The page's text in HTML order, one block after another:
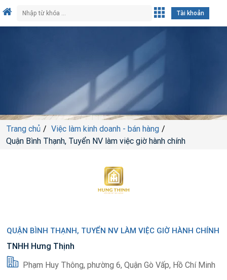
Tài khoản
Trang chủ
Việc làm kinh doanh - bán hàng
Quận Bình Thạnh, Tuyển NV làm việc giờ hành chính
QUẬN BÌNH THẠNH, TUYỂN NV LÀM VIỆC GIỜ HÀNH CHÍNH
TNHH Hưng Thịnh
Phạm Huy Thông, phường 6, Quận Gò Vấp, Hồ Chí Minh